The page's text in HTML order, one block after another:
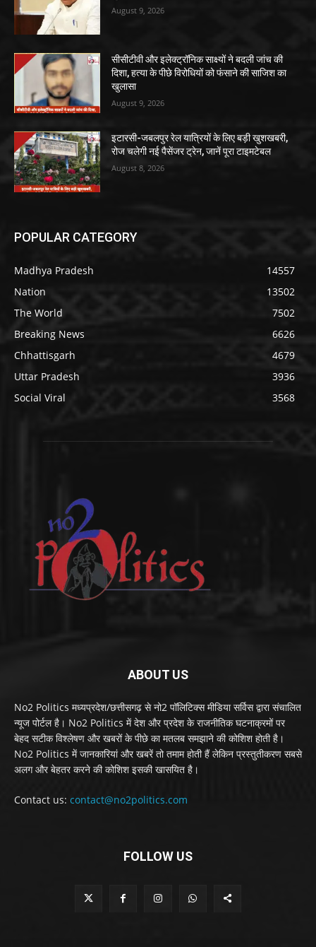
August 9, 2026
सीसीटीवी और इलेक्ट्रॉनिक साक्ष्यों ने बदली जांच की
दिशा, हत्या के पीछे विरोधियों को फंसाने की साजिश का
खुलासा
August 9, 2026
इटारसी-जबलपुर रेल यात्रियों के लिए बड़ी खुशखबरी,
रोज चलेगी नई पैसेंजर ट्रेन, जानें पूरा टाइमटेबल
August 8, 2026
POPULAR CATEGORY
Madhya Pradesh
14557
Nation
13502
The World
7502
Breaking News
6626
Chhattisgarh
4679
Uttar Pradesh
3936
Social Viral
3568
ABOUT US
No2 Politics मध्यप्रदेश/छत्तीसगढ़ से नो2 पॉलिटिक्स मीडिया सर्विस द्वारा संचालित
न्यूज पोर्टल है। No2 Politics में देश और प्रदेश के राजनीतिक घटनाक्रमों पर
बेहद सटीक विश्लेषण और खबरों के पीछे का मतलब समझाने की कोशिश होती है।
No2 Politics में जानकारियां और खबरें तो तमाम होती हैं लेकिन प्रस्तुतीकरण सबसे
अलग और बेहतर करने की कोशिश इसकी खासयित है।
Contact us: contact@no2politics.com
FOLLOW US